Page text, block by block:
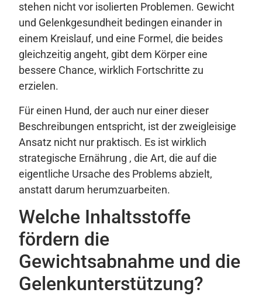
stehen nicht vor isolierten Problemen. Gewicht
und Gelenkgesundheit bedingen einander in
einem Kreislauf, und eine Formel, die beides
gleichzeitig angeht, gibt dem Körper eine
bessere Chance, wirklich Fortschritte zu
erzielen.
Für einen Hund, der auch nur einer dieser
Beschreibungen entspricht, ist der zweigleisige
Ansatz nicht nur praktisch. Es ist wirklich
strategische Ernährung , die Art, die auf die
eigentliche Ursache des Problems abzielt,
anstatt darum herumzuarbeiten.
Welche Inhaltsstoffe
fördern die
Gewichtsabnahme und die
Gelenkunterstützung?